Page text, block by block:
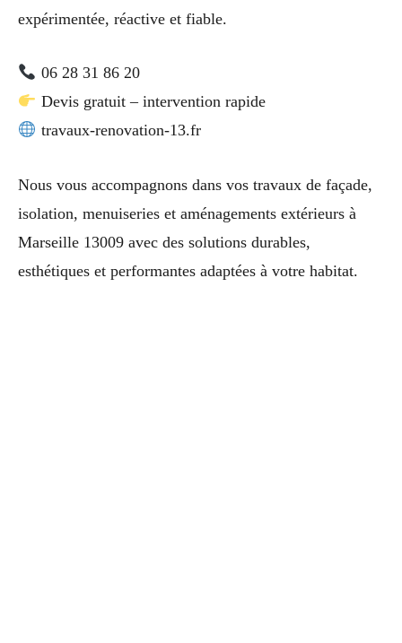
expérimentée, réactive et fiable.
06 28 31 86 20
Devis gratuit – intervention rapide
travaux-renovation-13.fr
Nous vous accompagnons dans vos travaux de façade,
isolation, menuiseries et aménagements extérieurs à
Marseille 13009 avec des solutions durables,
esthétiques et performantes adaptées à votre habitat.